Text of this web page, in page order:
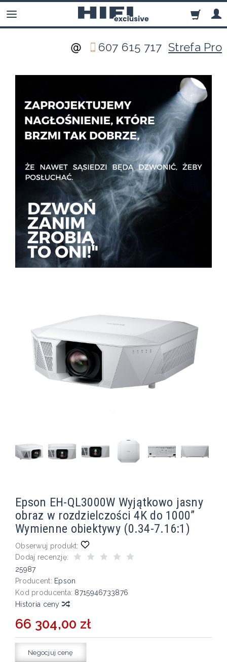
607 615 717Strefa Pro
Epson EH-QL3000W Wyjątkowo jasny
obraz w rozdzielczości 4K do 1000”
Wymienne obiektywy (0.34-7.16:1)
Obserwuj produkt:
Dodaj recenzję:
25987
Producent: Epson
Kod producenta: 8715946733876
Historia ceny
66 304,00 zł
Negocjuj cenę